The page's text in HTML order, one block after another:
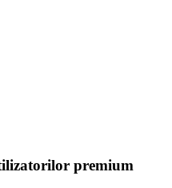
premium